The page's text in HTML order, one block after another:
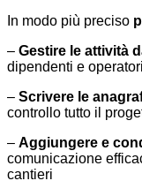
In modo più preciso
– Gestire le attività
dipendenti e
– Scrivere le
controllo tutto il
– Aggiungere e
comunicazione
cantieri